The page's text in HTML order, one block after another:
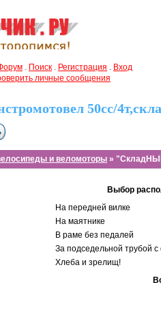
. Поиск . Регистрация . Вход
личные сообщения
50сс/
и веломоторы »
Выбор
На передней вилке
На маятнике
В раме без педалей
За подседельной трубой
Хлеба и зрелищ!